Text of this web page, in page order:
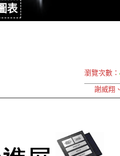
表
瀏覽次數：
謝威翔